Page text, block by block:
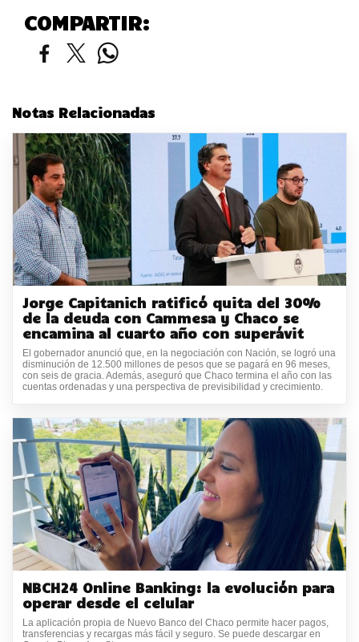
COMPARTIR:
Notas Relacionadas
Jorge Capitanich ratificó quita del 30%
de la deuda con Cammesa y Chaco se
encamina al cuarto año con superávit
El gobernador anunció que, en la negociación con Nación, se logró una
disminución de 12.500 millones de pesos que se pagará en 96 meses,
con seis de gracia. Además, aseguró que Chaco termina el año con las
cuentas ordenadas y una perspectiva de previsibilidad y crecimiento.
NBCH24 Online Banking: la evolución para
operar desde el celular
La aplicación propia de Nuevo Banco del Chaco permite hacer pagos,
transferencias y recargas más fácil y seguro. Se puede descargar en